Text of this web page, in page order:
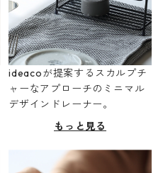
ideacoが提案するスカルプチ
ャーなアプローチのミニマル
デザインドレーナー。
もっと見る